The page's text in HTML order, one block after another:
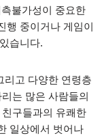
불가성이 중요한
행 중이거나 게임이
습니다.
리고 다양한 연령층
는 많은 사람들의
구들과의 유쾌한
일상에서 벗어나